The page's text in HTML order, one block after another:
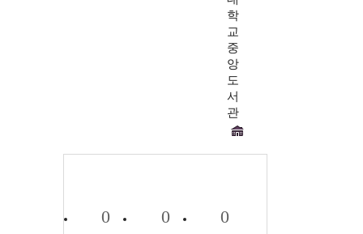
학
교
중
앙
도
서
관
0 0 0